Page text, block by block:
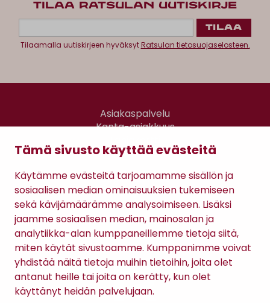
Tämä sivusto käyttää evästeitä
Käytämme evästeitä tarjoamamme sisällön ja
sosiaalisen median ominaisuuksien tukemiseen
sekä kävijämäärämme analysoimiseen. Lisäksi
jaamme sosiaalisen median, mainosalan ja
analytiikka-alan kumppaneillemme tietoja siitä,
miten käytät sivustoamme. Kumppanimme voivat
yhdistää näitä tietoja muihin tietoihin, joita olet
antanut heille tai joita on kerätty, kun olet
käyttänyt heidän palvelujaan.
TILAA RATSULAN UUTISKIRJE
Tilaamalla uutiskirjeen hyväksytRatsulan tietosuojaselosteen.
Asiakaspalvelu
Kanta-asiakkuus
Gomee Ratsula Café
Sopimusehdot
Tietosuojaseloste
Maksutavat